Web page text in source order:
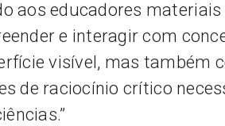
aos educadores
e interagir com
visível, mas também
de raciocínio crítico